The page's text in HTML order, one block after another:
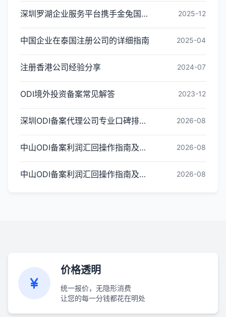
深圳罗湖企业服务平台携手金兔国际ODI备案专家,共建跨境出海全链条服务新生态 2025-12
中国企业在泰国注册公司的详细指南 2025-04
注册香港公司经验分享 2024-07
ODI境外投资备案常见解答 2023-12
深圳ODI备案代理公司专业口碑排名：2026年三家靠谱机构深度横评 2026-08
中山ODI备案利润汇回操作指南及税务筹划建议 2026-08
中山ODI备案利润汇回操作指南及税务筹划建议 2026-08
价格透明
统一报价，无隐形消费
让您的每一分钱都花在明处